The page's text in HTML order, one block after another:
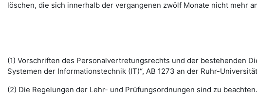
löschen, die sich innerhalb der vergangenen zwölf Monate nicht mehr
(1) Vorschriften des Personalvertretungsrechts und der bestehenden
Systemen der Informationstechnik (IT)“, AB 1273 an der Ruhr-
(2) Die Regelungen der Lehr- und Prüfungsordnungen sind zu beachten.